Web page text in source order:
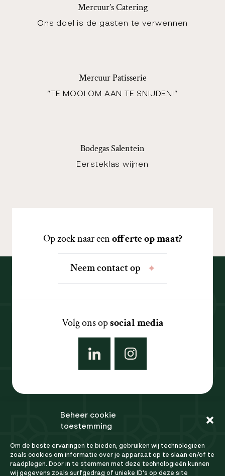
Beheer cookie
toestemming
Om de beste ervaringen te bieden, gebruiken wij technologieën
zoals cookies om informatie over je apparaat op te slaan en/of te
raadplegen. Door in te stemmen met deze technologieën kunnen
wij gegevens zoals surfgedrag of unieke ID's op deze site
Mercuur’s Catering
Ons doel is de gasten te verwennen
Mercuur Patisserie
“TE MOOI OM AAN TE SNIJDEN!”
Bodegas Salentein
Eersteklas wijnen
Op zoek naar eenofferte op maat?
Neemcontactop
Volg ons opsocial media
Ons team
FAQ
Vacatures